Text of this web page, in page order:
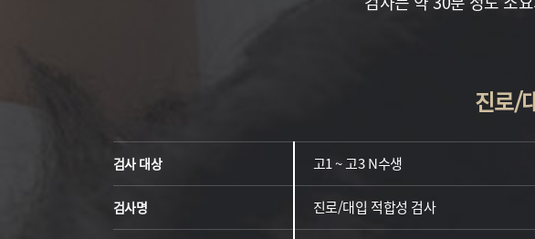
진로/
검사 대상 고1 ~ 고3 N수생
검사명 진로/대입 적합성 검사